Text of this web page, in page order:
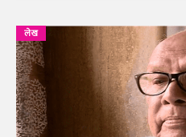
लेख